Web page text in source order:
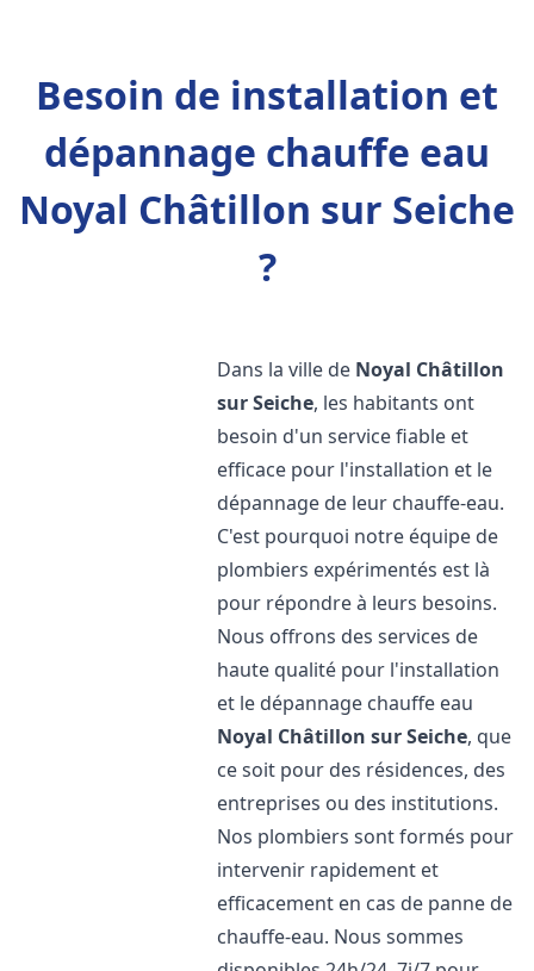
Besoin de installation et
dépannage chauffe eau
Noyal Châtillon sur Seiche
?
Dans la ville de Noyal Châtillon
sur Seiche, les habitants ont
besoin d'un service fiable et
efficace pour l'installation et le
dépannage de leur chauffe-eau.
C'est pourquoi notre équipe de
plombiers expérimentés est là
pour répondre à leurs besoins.
Nous offrons des services de
haute qualité pour l'installation
et le dépannage chauffe eau
Noyal Châtillon sur Seiche, que
ce soit pour des résidences, des
entreprises ou des institutions.
Nos plombiers sont formés pour
intervenir rapidement et
efficacement en cas de panne de
chauffe-eau. Nous sommes